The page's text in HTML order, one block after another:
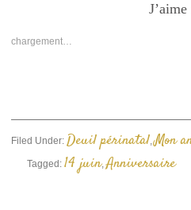
dans
J’aime
chargement…
Filed Under: Deuil périnatal,Mon
Tagged:14 juin,Anniversaire